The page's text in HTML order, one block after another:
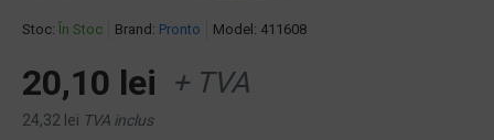
Stoc: În Stoc Brand: Pronto Model: 411608
20,10 lei + TVA
24,32 lei TVA inclus